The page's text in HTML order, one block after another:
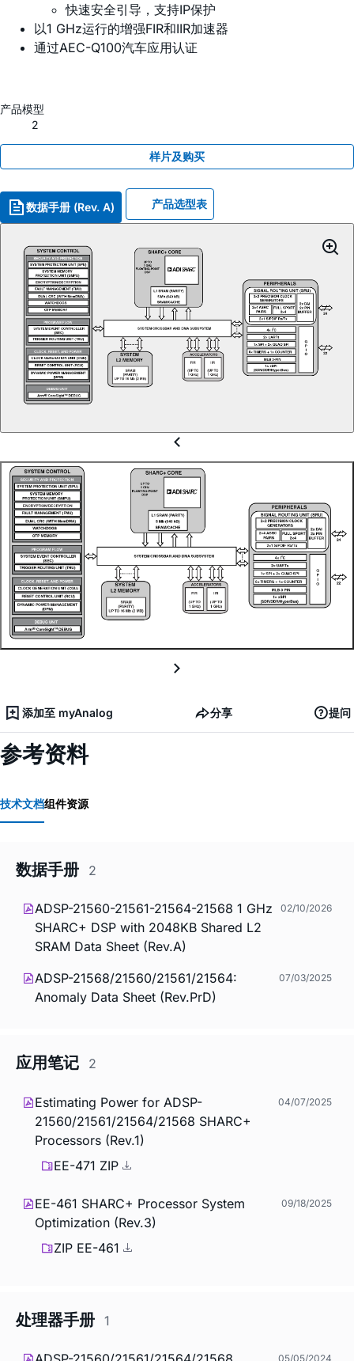
快速安全引导，支持IP保护
以1 GHz运行的增强FIR和IIR加速器
通过AEC-Q100汽车应用认证
产品模型
2
样片及购买
数据手册 (Rev. A) 产品选型表
添加至 myAnalog 分享 提问
参考资料
技术文档组件资源
数据手册 2
ADSP-21560-21561-21564-21568 1 GHz
SHARC+ DSP with 2048KB Shared L2
SRAM Data Sheet (Rev.A)
02/10/2026
ADSP-21568/21560/21561/21564:
Anomaly Data Sheet (Rev.PrD)
07/03/2025
应用笔记 2
Estimating Power for ADSP-
21560/21561/21564/21568 SHARC+
Processors (Rev.1)
04/07/2025
EE-471 ZIP
EE-461 SHARC+ Processor System
Optimization (Rev.3)
09/18/2025
ZIP EE-461
处理器手册 1
05/05/2024